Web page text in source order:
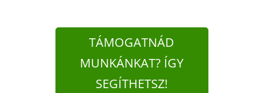
TÁMOGATNÁD
MUNKÁNKAT? ÍGY
SEGÍTHETSZ!